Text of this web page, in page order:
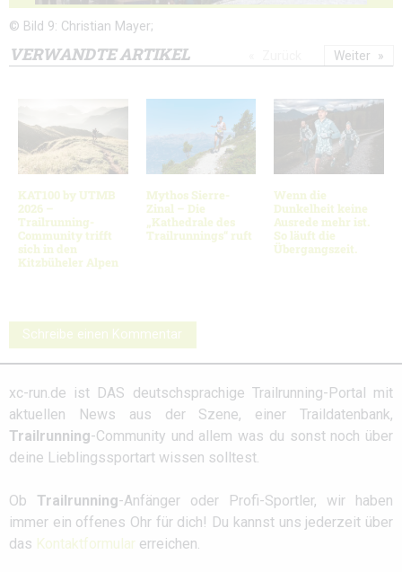
© Bild 9: Christian Mayer;
VERWANDTE ARTIKEL
KAT100 by UTMB
2026 –
Trailrunning-
Community trifft
sich in den
Kitzbüheler Alpen
Mythos Sierre-
Zinal – Die
„Kathedrale des
Trailrunnings“ ruft
Wenn die
Dunkelheit keine
Ausrede mehr ist.
So läuft die
Übergangszeit.
Weiter
Schreibe einen Kommentar
xc-run.de ist DAS deutschsprachige Trailrunning-Portal mit
aktuellen News aus der Szene, einer Traildatenbank,
Trailrunning-Community und allem was du sonst noch über
deine Lieblingssportart wissen solltest.
Ob Trailrunning-Anfänger oder Profi-Sportler, wir haben
immer ein offenes Ohr für dich! Du kannst uns jederzeit über
das Kontaktformular erreichen.